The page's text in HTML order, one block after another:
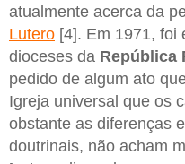
atualmente acerca da
Lutero [4]. Em 1971, foi
dioceses da República
pedido de algum ato
Igreja universal que os
obstante as diferenças
doutrinais, não acham